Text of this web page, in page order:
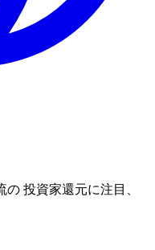
投資家還元に注目、